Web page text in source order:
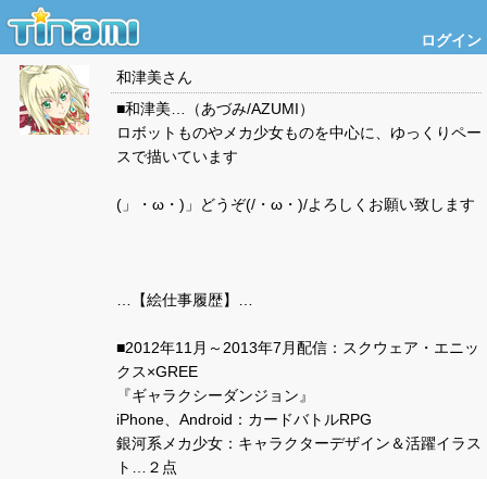
ログイン
和津美さん
■和津美…（あづみ/AZUMI）
ロボットものやメカ少女ものを中心に、ゆっくりペー
スで描いています
(」・ω・)」どうぞ(/・ω・)/よろしくお願い致します
…【絵仕事履歴】…
■2012年11月～2013年7月配信：スクウェア・エニッ
クス×GREE
『ギャラクシーダンジョン』
iPhone、Android：カードバトルRPG
銀河系メカ少女：キャラクターデザイン＆活躍イラス
ト…２点